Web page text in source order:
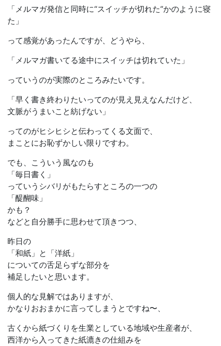
「メルマガ発信と同時に“スイッチが切れた”かのように寝
た」
って感覚があったんですが、どうやら、
「メルマガ書いてる途中にスイッチは切れていた」
っていうのが実際のところみたいです。
「早く書き終わりたいってのが見え見えなんだけど、
文脈がうまいこと紡げない」
ってのがヒシヒシと伝わってくる文面で、
まことにお恥ずかしい限りですわ。
でも、こういう風なのも
「毎日書く」
っていうシバリがもたらすところの一つの
「醍醐味」
かも？
などと自分勝手に思わせて頂きつつ、
昨日の
「和紙」と「洋紙」
についての舌足らずな部分を
補足したいと思います。
個人的な見解ではありますが、
かなりおおまかに言ってしまうとですね〜、
古くから紙づくりを生業としている地域や生産者が、
西洋から入ってきた紙漉きの仕組みを